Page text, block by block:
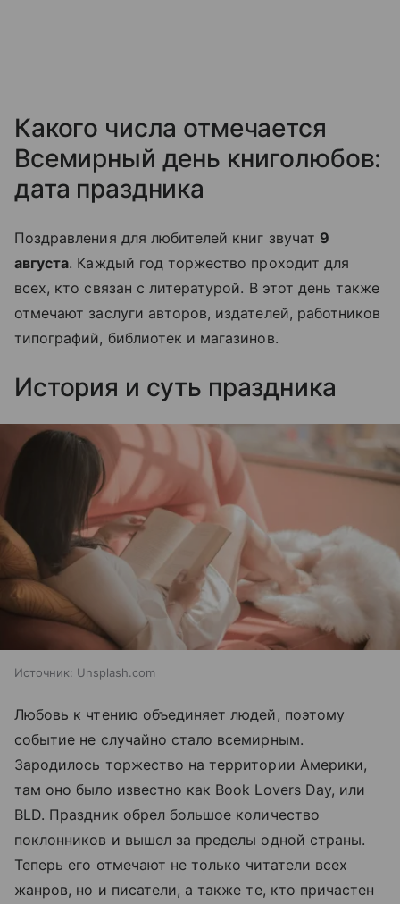
Какого числа отмечается
Всемирный день книголюбов:
дата праздника
Поздравления для любителей книг звучат 9
августа. Каждый год торжество проходит для
всех, кто связан с литературой. В этот день также
отмечают заслуги авторов, издателей, работников
типографий, библиотек и магазинов.
История и суть праздника
Источник: Unsplash.com
Любовь к чтению объединяет людей, поэтому
событие не случайно стало всемирным.
Зародилось торжество на территории Америки,
там оно было известно как Book Lovers Day, или
BLD. Праздник обрел большое количество
поклонников и вышел за пределы одной страны.
Теперь его отмечают не только читатели всех
жанров, но и писатели, а также те, кто причастен